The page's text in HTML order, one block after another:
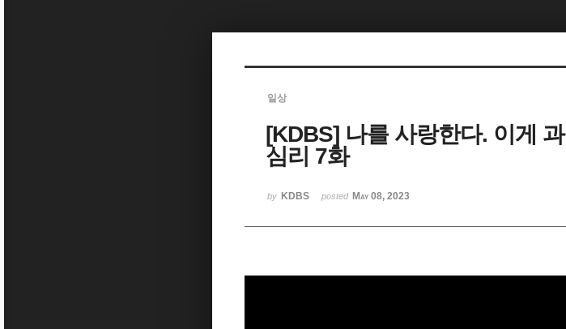
일상
[KDBS] 나를 사랑한다. 이게
심리 7화
by KDBS posted May 08, 2023
Sketchbook5, 스케치북5
Sketchbook5, 스케치북5